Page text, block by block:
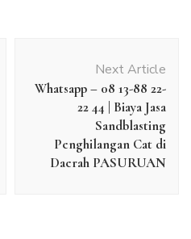
Next Article
Whatsapp – 08 13-88 22-
22 44 | Biaya Jasa
Sandblasting
Penghilangan Cat di
Daerah PASURUAN